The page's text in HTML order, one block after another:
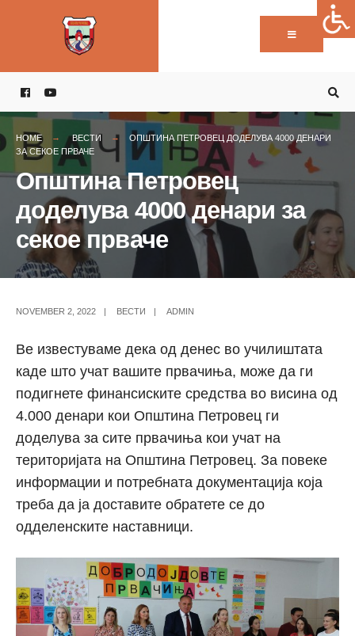
HOME ВЕСТИ
ОПШТИНА ПЕТРОВЕЦ ДОДЕЛУВА 4000 ДЕНАРИ
ЗА СЕКОЕ ПРВАЧЕ
Општина Петровец
доделува 4000 денари за
секое прваче
NOVEMBER 2, 2022 ВЕСТИ ADMIN
Ве известуваме дека од денес во училиштата
каде што учат вашите првачиња, може да ги
подигнете финансиските средства во висина од
4.000 денари кои Општина Петровец ги
доделува за сите првачиња кои учат на
територијата на Општина Петровец. За повеке
информации и потребната документација која
треба да ја доставите обратете се до
одделенските наставници.